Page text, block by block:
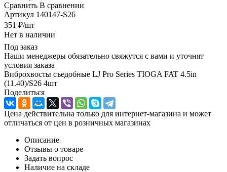
Сравнить В сравнении
Артикул 140147-S26
351 ₽/шт
Нет в наличии
Под заказ
Наши менеджеры обязательно свяжутся с вами и уточнят
условия заказа
Виброхвосты съедобные LJ Pro Series TIOGA FAT 4.5in
(11.40)/S26 4шт
Поделиться
Цена действительна только для интернет-магазина и может
отличаться от цен в розничных магазинах
Описание
Отзывы о товаре
Задать вопрос
Наличие на складе